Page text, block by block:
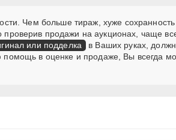
Чем больше тираж, хуже сохранность
проверив продажи на аукционах, чаще
или подделка
в Ваших руках,
помощь в оценке и продаже, Вы всегда